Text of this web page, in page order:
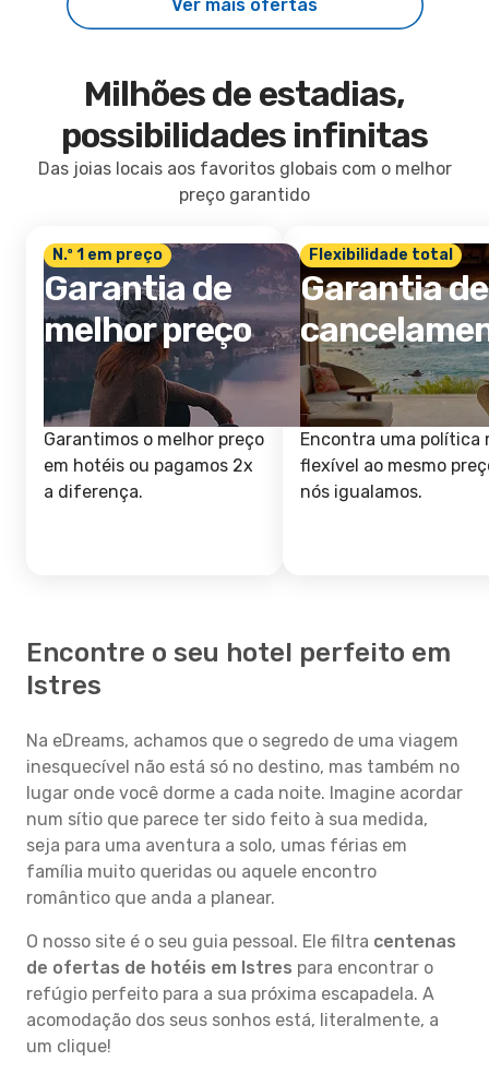
Ver mais ofertas
Milhões de estadias,
possibilidades infinitas
Das joias locais aos favoritos globais com o melhor
preço garantido
N.º 1 em preço
Garantia de
melhor preço
Garantimos o melhor preço
em hotéis ou pagamos 2x
a diferença.
Flexibilidade total
Garantia de
Encontra uma política
flexível ao mesmo
nós igualamos.
Encontre o seu hotel perfeito em
Istres
Na eDreams, achamos que o segredo de uma viagem
inesquecível não está só no destino, mas também no
lugar onde você dorme a cada noite. Imagine acordar
num sítio que parece ter sido feito à sua medida,
seja para uma aventura a solo, umas férias em
família muito queridas ou aquele encontro
romântico que anda a planear.
O nosso site é o seu guia pessoal. Ele filtra centenas
de ofertas de hotéis em Istres para encontrar o
refúgio perfeito para a sua próxima escapadela. A
acomodação dos seus sonhos está, literalmente, a
um clique!